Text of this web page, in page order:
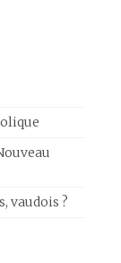
vaudois ?